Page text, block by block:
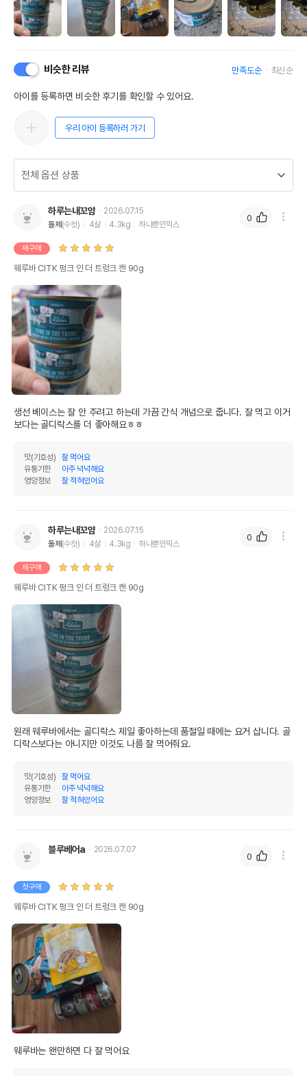
비슷한 리뷰 만족도순 최신순
아이를 등록하면 비슷한 후기를 확인할 수 있어요.
우리 아이 등록하러 가기
하루는내꼬얌
2026.07.15
돌체 (수컷) 4살 4.3kg 하나뿐인믹스
재구매
웨루바 CITK 펑크 인 더 트렁크 캔 90g
생선 베이스는 잘 안 주려고 하는데 가끔 간식 개념으로 줍니다. 잘 먹고 이거
보다는 골디락스를 더 좋아해요ㅎㅎ
맛(기호성)
잘 먹어요
유통기한
아주 넉넉해요
영양정보
잘 적혀있어요
0
하루는내꼬얌
2026.07.15
돌체 (수컷) 4살 4.3kg 하나뿐인믹스
재구매
웨루바 CITK 펑크 인 더 트렁크 캔 90g
원래 웨루바에서는 골디락스 제일 좋아하는데 품절일 때에는 요거 삽니다. 골
디락스보다는 아니지만 이것도 나름 잘 먹어줘요.
맛(기호성)
잘 먹어요
유통기한
아주 넉넉해요
영양정보
잘 적혀있어요
0
블루베어a 2026.07.07
첫구매
웨루바 CITK 펑크 인 더 트렁크 캔 90g
웨루바는 왠만하면 다 잘 먹어요
0